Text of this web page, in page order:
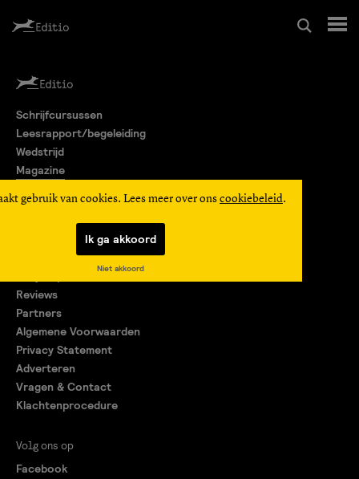
Leesrapport/begeleiding
Wedstrijd
Editio Producties
gebruik van cookies. Lees meer over ons cookiebeleid.
Ik ga akkoord
Niet akkoord
Schrijfcursussen
Leesrapport/begeleiding
Wedstrijd
Magazine
Reviews
Partners
Algemene Voorwaarden
Privacy Statement
Adverteren
Vragen & Contact
Klachtenprocedure
Volg ons op
Facebook